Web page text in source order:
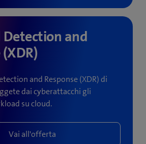
and
and Response (XDR) di
dai cyberattacchi gli
su cloud.
Vai all'offerta